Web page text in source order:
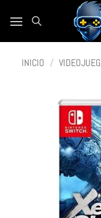
INICIO /